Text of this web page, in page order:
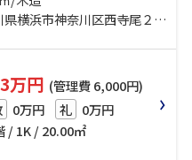
神奈川県横浜市神奈川区西寺尾２丁目
万円 (管理費 6,000円)
0万円 礼 0万円
/ 1K / 20.00㎡